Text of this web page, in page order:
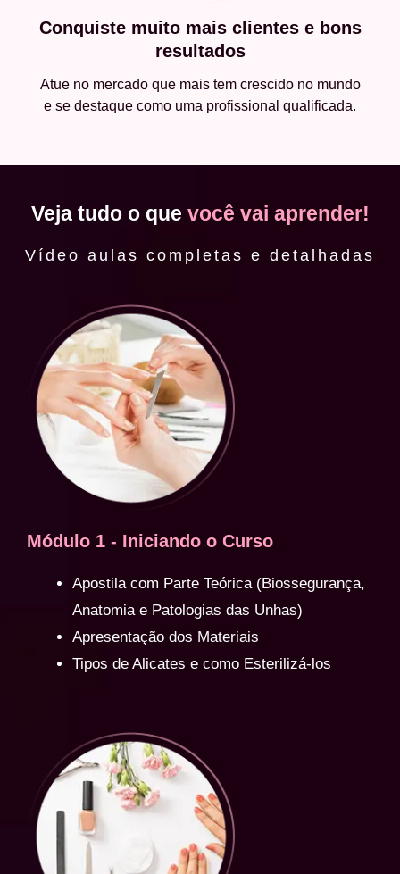
Conquiste muito mais clientes e bons
resultados
Atue no mercado que mais tem crescido no mundo
e se destaque como uma profissional qualificada.
Veja tudo o que você vai aprender!
Vídeo aulas completas e detalhadas
Módulo 1 - Iniciando o Curso
Apostila com Parte Teórica (Biossegurança,
Anatomia e Patologias das Unhas)
Apresentação dos Materiais
Tipos de Alicates e como Esterilizá-los